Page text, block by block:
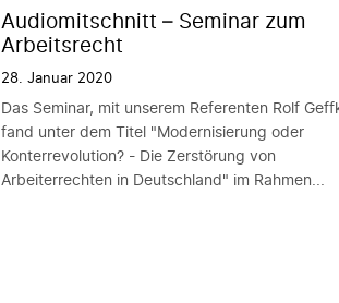
Audiomitschnitt – Seminar zum
Arbeitsrecht
28. Januar 2020
Das Seminar, mit unserem Referenten Rolf
fand unter dem Titel "Modernisierung oder
Konterrevolution? - Die Zerstörung von
Arbeiterrechten in Deutschland" im Rahmen...